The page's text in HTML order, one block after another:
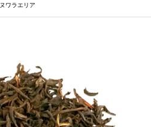
ヌワラエリア